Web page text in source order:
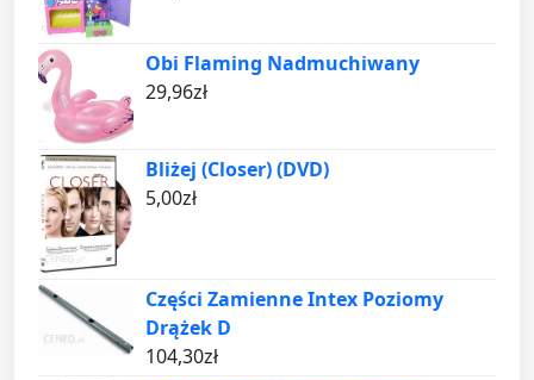
Obi Flaming Nadmuchiwany
29,96zł
Bliżej (Closer) (DVD)
5,00zł
Części Zamienne Intex Poziomy
Drążek D
104,30zł